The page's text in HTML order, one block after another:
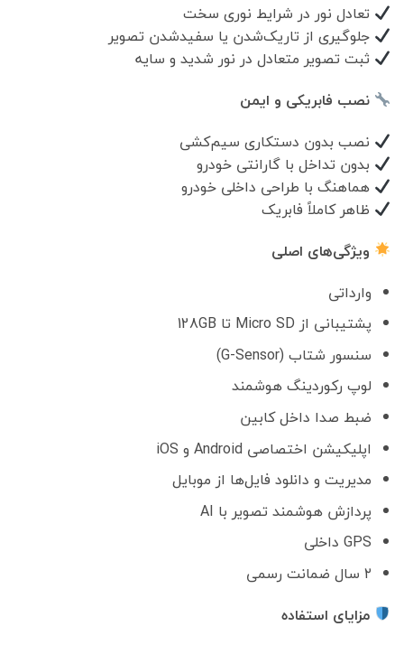
تعادل نور در شرایط نوری سخت
جلوگیری از تاریک‌شدن یا سفیدشدن تصویر
ثبت تصویر متعادل در نور شدید و سایه
نصب فابریکی و ایمن
نصب بدون دستکاری سیم‌کشی
بدون تداخل با گارانتی خودرو
هماهنگ با طراحی داخلی خودرو
ظاهر کاملاً فابریک
ویژگی‌های اصلی
وارداتی
پشتیبانی از Micro SD تا 128GB
سنسور شتاب (G-Sensor)
لوپ رکوردینگ هوشمند
ضبط صدا داخل کابین
اپلیکیشن اختصاصی Android و iOS
مدیریت و دانلود فایل‌ها از موبایل
پردازش هوشمند تصویر با AI
GPS داخلی
۲ سال ضمانت رسمی
مزایای استفاده